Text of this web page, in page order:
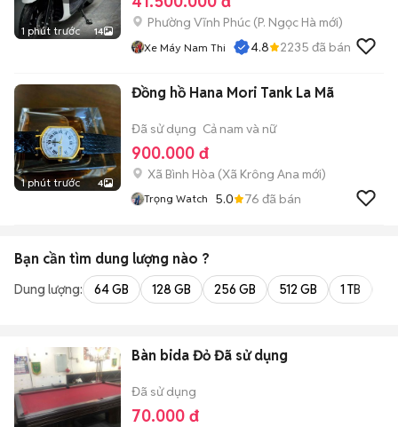
1 phút trước 14
Phường Vĩnh Phúc (P. Ngọc Hà mới)
Xe Máy Nam Thi 4.8 2235 đã bán
1 phút trước 4
Đồng hồ Hana Mori Tank La Mã
Đã sử dụng Cả nam và nữ
900.000 đ
Xã Bình Hòa (Xã Krông Ana mới)
Trọng Watch 5.0 76 đã bán
Bạn cần tìm dung lượng nào ?
Dung lượng: 64 GB 128 GB 256 GB 512 GB 1 TB
Bàn bida Đỏ Đã sử dụng
Đã sử dụng
70.000 đ